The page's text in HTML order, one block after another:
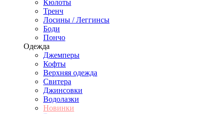
Кюлоты
Тренч
Лосины / Леггинсы
Боди
Пончо
Одежда
Джемперы
Кофты
Верхняя одежда
Свитера
Джинсовки
Водолазки
Новинки